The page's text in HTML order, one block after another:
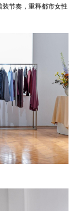
节奏，重释都市女性